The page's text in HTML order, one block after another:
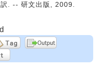
. -- 研文出版, 2009.